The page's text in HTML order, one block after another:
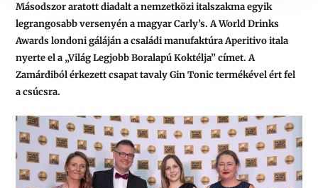
Másodszor aratott diadalt a nemzetközi italszakma egyik
legrangosabb versenyén a magyar Carly’s. A World Drinks
Awards londoni gáláján a családi manufaktúra Aperitivo itala
nyerte el a „Világ Legjobb Boralapú Koktélja” címet. A
Zamárdiból érkezett csapat tavaly Gin Tonic termékével ért fel
a csúcsra.